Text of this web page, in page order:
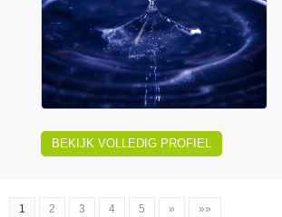
BEKIJK VOLLEDIG PROFIEL
1 2 3 4 5 » »»